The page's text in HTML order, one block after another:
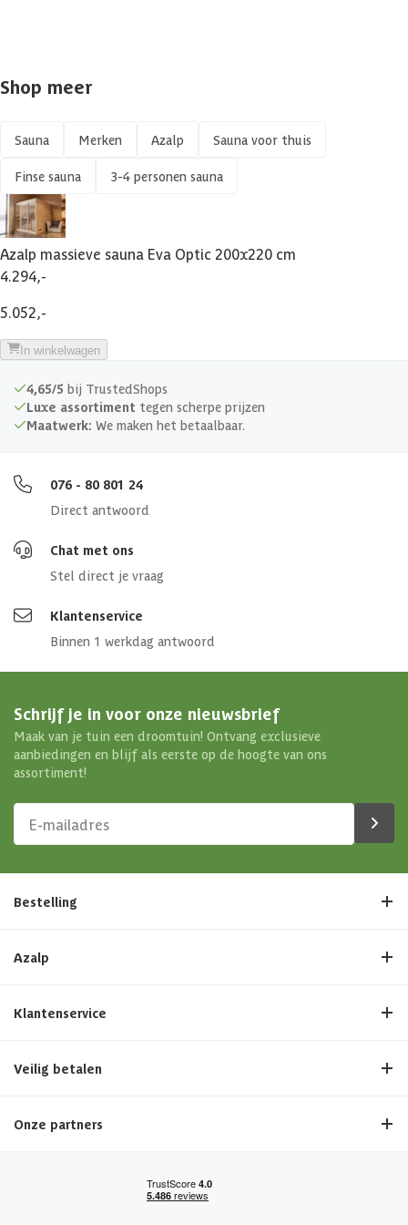
Shop meer
Sauna Merken Azalp Sauna voor thuis
Finse sauna 3-4 personen sauna
Azalp massieve sauna Eva Optic 200x220 cm
4.294,-
5.052,-
In winkelwagen
4,65/5 bij TrustedShops
Luxe assortiment tegen scherpe prijzen
Maatwerk: We maken het betaalbaar.
076 - 80 801 24
Direct antwoord
Chat met ons
Stel direct je vraag
Klantenservice
Binnen 1 werkdag antwoord
Schrijf je in voor onze nieuwsbrief
Maak van je tuin een droomtuin! Ontvang exclusieve
aanbiedingen en blijf als eerste op de hoogte van ons
assortiment!
Bestelling
Azalp
Klantenservice
Veilig betalen
Onze partners